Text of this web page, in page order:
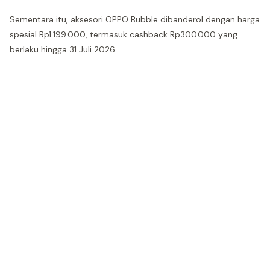
Sementara itu, aksesori OPPO Bubble dibanderol dengan harga
spesial Rp1.199.000, termasuk cashback Rp300.000 yang
berlaku hingga 31 Juli 2026.